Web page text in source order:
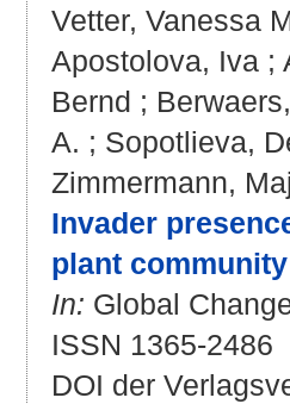
Vetter, Vanessa
Apostolova, Iva ;
Bernd ;
A. ; Sopotlieva,
Zimmermann,
Invader
plant
In: Global
ISSN 1365-2486
DOI der